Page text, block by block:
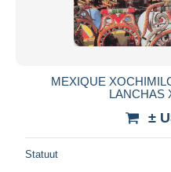
MEXIQUE
LANCHAS
±
Statuut